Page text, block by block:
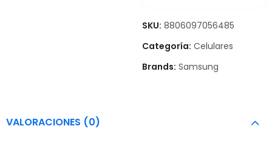
SKU: 8806097056485
Categoría: Celulares
Brands: Samsung
VALORACIONES (0)